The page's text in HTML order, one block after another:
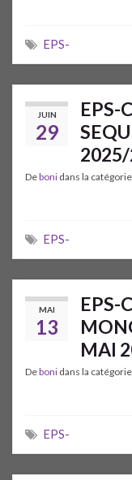
EPS-
JUIN
29
EPS-
Deboni dans la catégorie
EPS-
MAI
13
EPS-
MAI
Deboni dans la catégorie
EPS-